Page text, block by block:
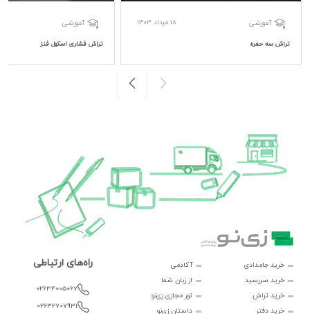
آموزشی 18 مرداد 1403
تراش سه حفره
آموزشی
تراش فشاری اسکول فنز
خرید جامدادی
خرید سررسید
خرید تراش
خرید دفتر
آکادمی
از زبان شما
تور مجازی زی‌نو
داستان زی‌نو
راه‌های ارتباطی
02634005067
02632707931